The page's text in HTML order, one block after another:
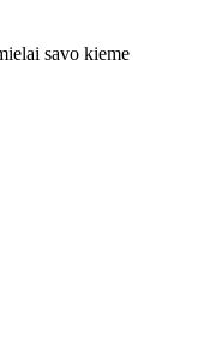
savo kieme